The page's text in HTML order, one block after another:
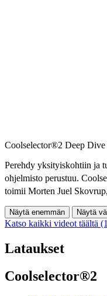
Coolselector®2 Deep Dive
Perehdy yksityiskohtiin ja
ohjelmisto perustuu.
toimii Morten Juel
Näytä enemmän Näytä
Katso kaikki videot täältä
Lataukset
Coolselector®2